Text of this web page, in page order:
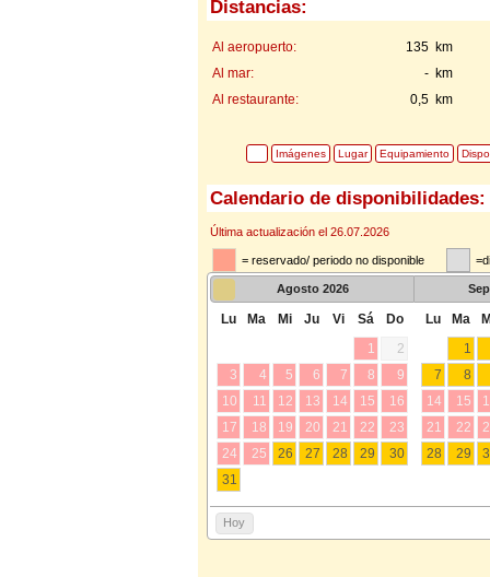
Distancias:
135 km
Al aeropuerto:
- km
Al mar:
0,5 km
Al restaurante:
Imágenes Lugar Equipamiento
Calendario de disponibilidades:
Última actualización el 26.07.2026
= reservado/ periodo no disponible
Agosto 2026
Lu Ma Mi Ju Vi Sá
Do
1
2
3
4 5 6 7 8
9
10
11 12 13 14 15
16
17
18 19 20 21 22
23
24
25 26 27 28 29
30
31
Lu Ma
1
7
8
14
15
21
22
28
29
Hoy